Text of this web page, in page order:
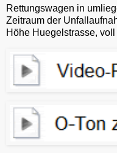
Rettungswagen in
Zeitraum der
Höhe Huegelstrasse, voll